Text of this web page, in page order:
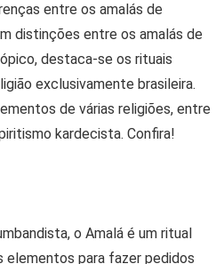
entre os amalás de
distinções entre os amalás de
destaca-se os rituais
exclusivamente brasileira.
de várias religiões, entre
kardecista. Confira!
o Amalá é um ritual
elementos para fazer pedidos